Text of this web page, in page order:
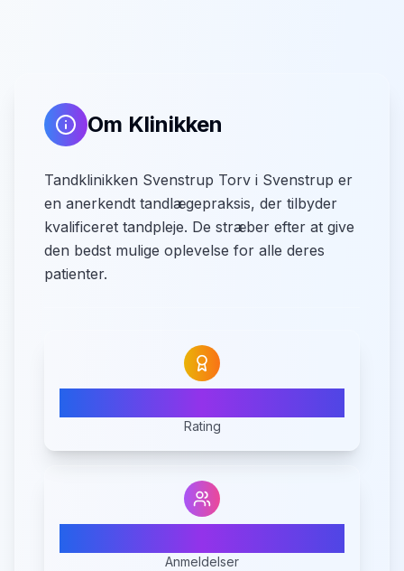
Om Klinikken
Tandklinikken Svenstrup Torv i Svenstrup er
en anerkendt tandlægepraksis, der tilbyder
kvalificeret tandpleje. De stræber efter at give
den bedst mulige oplevelse for alle deres
patienter.
Rating
Anmeldelser